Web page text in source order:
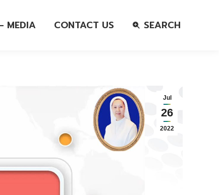
MEDIA CONTACT US SEARCH
Jul
26
2022